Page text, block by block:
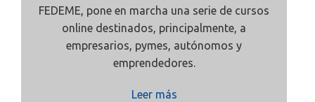
FEDEME, pone en marcha una serie de cursos
online destinados, principalmente, a
empresarios, pymes, autónomos y
emprendedores.
Leer más